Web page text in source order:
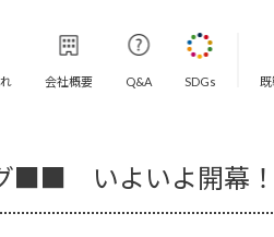
会社概要 Q&A SDGs
■■ いよいよ開幕